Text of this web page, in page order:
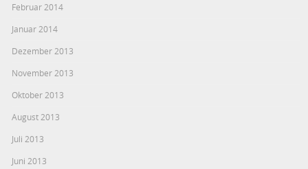
Februar 2014
Januar 2014
Dezember 2013
November 2013
Oktober 2013
August 2013
Juli 2013
Juni 2013